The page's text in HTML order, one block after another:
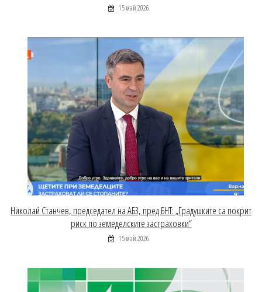
15 май 2026
Николай Станчев, председател на АБЗ, пред БНТ: „Градушките са покрит
риск по земеделските застраховки“
15 май 2026